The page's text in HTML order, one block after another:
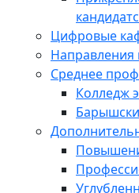
Цифровые
Направления
Среднее
Колледж